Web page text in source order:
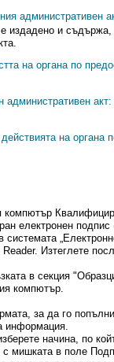
административен
издадено и
на органа по
акт:
на органа
електронен
Изтеглете
в секция
компютър.
за да го
информация.
начина, по
мишката в поле